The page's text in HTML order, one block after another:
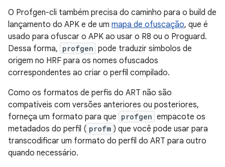
O Profgen-cli também precisa do caminho para o build de
lançamento do APK e de um mapa de ofuscação, que é
usado para ofuscar o APK ao usar o R8 ou o Proguard.
Dessa forma, profgen pode traduzir símbolos de
origem no HRF para os nomes ofuscados
correspondentes ao criar o perfil compilado.
Como os formatos de perfis do ART não são
compatíveis com versões anteriores ou posteriores,
forneça um formato para que profgen empacote os
metadados do perfil ( profm ) que você pode usar para
transcodificar um formato do perfil do ART para outro
quando necessário.